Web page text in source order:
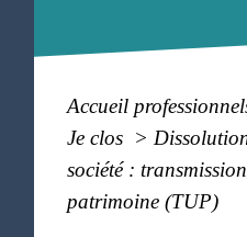
Accueil
Je clos >
société :
patrimoine (TUP)